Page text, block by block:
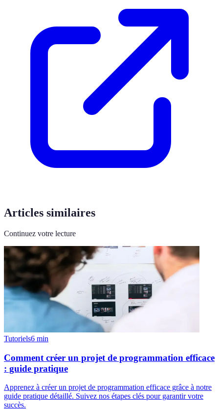
Articles similaires
Continuez votre lecture
Tutoriels6 min
Comment créer un projet de programmation efficace
: guide pratique
Apprenez à créer un projet de programmation efficace grâce à notre
guide pratique détaillé. Suivez nos étapes clés pour garantir votre
succès.